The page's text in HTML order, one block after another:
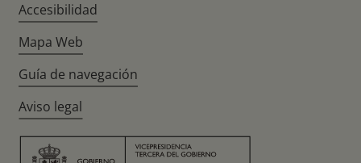
Accesibilidad
Mapa Web
Guía de navegación
Aviso legal